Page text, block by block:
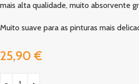
mais alta qualidade, muito absorvente
Muito suave para as pinturas mais
25,90 €